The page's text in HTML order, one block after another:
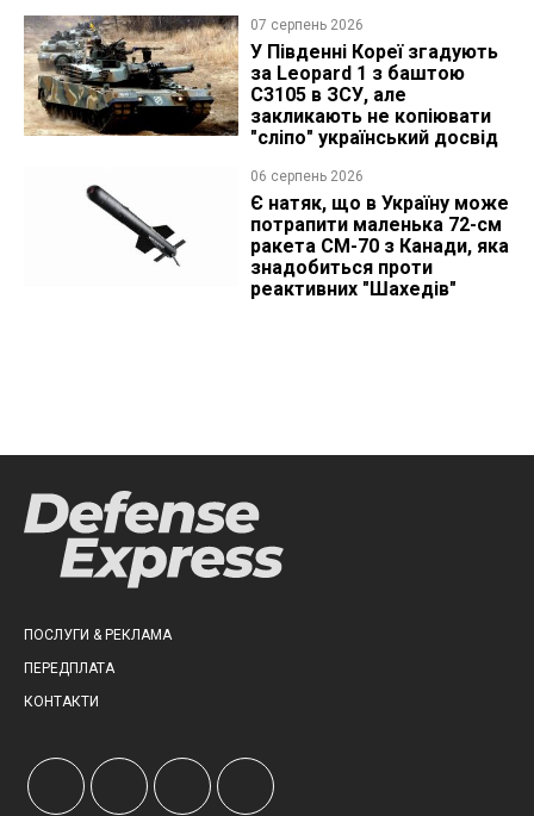
07 серпень 2026
У Південні Кореї згадують
за Leopard 1 з баштою
C3105 в ЗСУ, але
закликають не копіювати
"сліпо" український досвід
06 серпень 2026
Є натяк, що в Україну може
потрапити маленька 72-см
ракета CM-70 з Канади, яка
знадобиться проти
реактивних "Шахедів"
ПОСЛУГИ & РЕКЛАМА
ПЕРЕДПЛАТА
КОНТАКТИ